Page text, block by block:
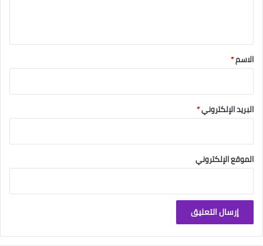
*
الاسم*
البريد الإلكتروني*
الموقع الإلكتروني